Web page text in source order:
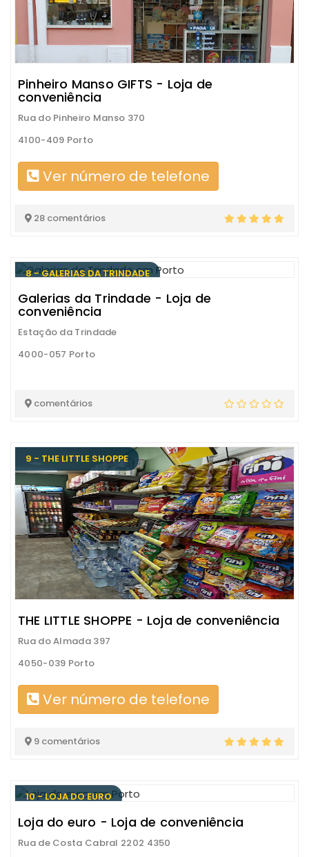
Pinheiro Manso GIFTS - Loja de
conveniência
Rua do Pinheiro Manso 370
4100-409 Porto
Ver número de telefone
28 comentários
8 - GALERIAS DA TRINDADE
Galerias da Trindade - Loja de
conveniência
Estação da Trindade
4000-057 Porto
comentários
9 - THE LITTLE SHOPPE
THE LITTLE SHOPPE - Loja de conveniência
Rua do Almada 397
4050-039 Porto
Ver número de telefone
9 comentários
10 - LOJA DO EURO
Loja do euro - Loja de conveniência
Rua de Costa Cabral 2202 4350